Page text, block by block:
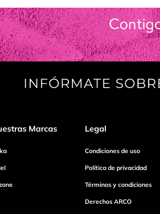
Agregar comentario
Título
Marcas Legal
Condiciones de uso
Política de privacidad
Términos y condiciones
Derechos ARCO